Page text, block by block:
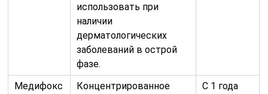
использовать при
наличии
дерматологических
заболеваний в острой
фазе.
Медифокс Концентрированное С 1 года